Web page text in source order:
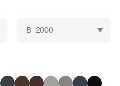
В 2000